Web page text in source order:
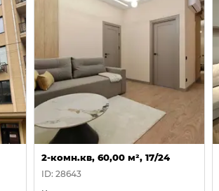
2-комн.кв, 60,00 м², 17/24
ID: 28643